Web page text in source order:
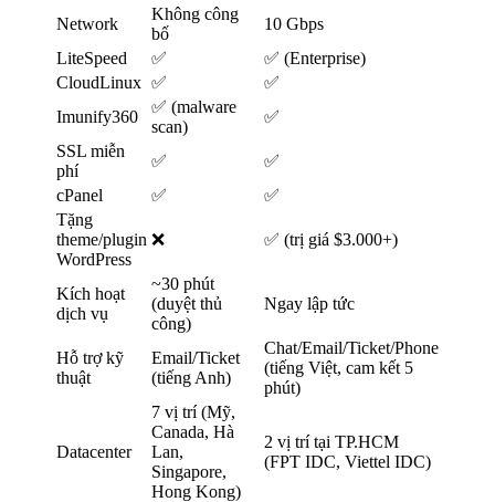
Network
Không công
bố
10 Gbps
LiteSpeed
✅
✅ (Enterprise)
CloudLinux ✅
✅
Imunify360
✅ (malware
scan)
✅
SSL miễn
phí
✅
✅
cPanel
✅
✅
Tặng
theme/plugin
WordPress
❌ ✅ (trị giá $3.000+)
Kích hoạt
dịch vụ
~30 phút
(duyệt thủ
công)
Ngay lập tức
Hỗ trợ kỹ
thuật
Email/Ticket
(tiếng Anh)
Chat/Email/Ticket/Phone
(tiếng Việt, cam kết 5
phút)
Datacenter
7 vị trí (Mỹ,
Canada, Hà
Lan,
Singapore,
Hong Kong)
2 vị trí tại TP.HCM
(FPT IDC, Viettel IDC)